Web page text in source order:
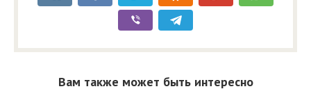
Вам также может быть интересно